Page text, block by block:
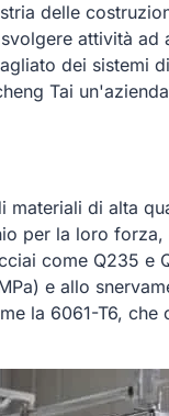
delle
attività ad
dei sistemi
Tai
di alta
per la loro forza,
come Q235 e
e allo
la 6061-T6,